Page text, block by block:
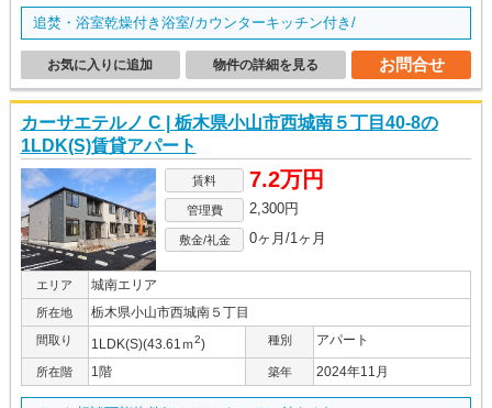
追焚・浴室乾燥付き浴室/カウンターキッチン付き/
お問合せ
物件の詳細を見る
お気に入りに追加
カーサエテルノ C | 栃木県小山市西城南５丁目40-8の
1LDK(S)賃貸アパート
賃料 7.2万円
管理費 2,300円
敷金/礼金 0ヶ月/1ヶ月
エリア 城南エリア
所在地 栃木県小山市西城南５丁目
間取り 1LDK(S)(43.61ｍ2) 種別 アパート
所在階 1階 築年 2024年11月